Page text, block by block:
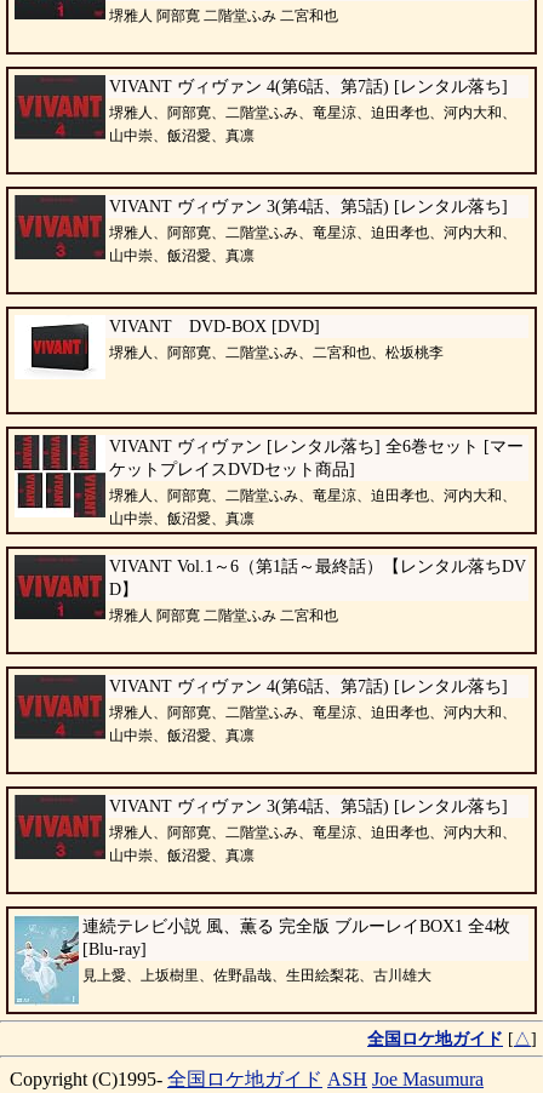
堺雅人 阿部寛 二階堂ふみ 二宮和也
VIVANT ヴィヴァン 4(第6話、第7話) [レンタル落ち]
堺雅人、阿部寛、二階堂ふみ、竜星涼、迫田孝也、河内大和、
山中崇、飯沼愛、真凛
VIVANT ヴィヴァン 3(第4話、第5話) [レンタル落ち]
堺雅人、阿部寛、二階堂ふみ、竜星涼、迫田孝也、河内大和、
山中崇、飯沼愛、真凛
VIVANT DVD-BOX [DVD]
堺雅人、阿部寛、二階堂ふみ、二宮和也、松坂桃李
VIVANT ヴィヴァン [レンタル落ち] 全6巻セット [マー
ケットプレイスDVDセット商品]
堺雅人、阿部寛、二階堂ふみ、竜星涼、迫田孝也、河内大和、
山中崇、飯沼愛、真凛
VIVANT Vol.1～6（第1話～最終話）【レンタル落ちDV
D】
堺雅人 阿部寛 二階堂ふみ 二宮和也
VIVANT ヴィヴァン 4(第6話、第7話) [レンタル落ち]
堺雅人、阿部寛、二階堂ふみ、竜星涼、迫田孝也、河内大和、
山中崇、飯沼愛、真凛
VIVANT ヴィヴァン 3(第4話、第5話) [レンタル落ち]
堺雅人、阿部寛、二階堂ふみ、竜星涼、迫田孝也、河内大和、
山中崇、飯沼愛、真凛
連続テレビ小説 風、薫る 完全版 ブルーレイBOX1 全4枚
[Blu-ray]
見上愛、上坂樹里、佐野晶哉、生田絵梨花、古川雄大
全国ロケ地ガイド [ △]
Copyright (C)1995- 全国ロケ地ガイド ASH Joe Masumura